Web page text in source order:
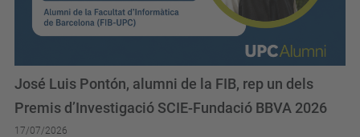
José Luis Pontón, alumni de la FIB, rep un dels
Premis d’Investigació SCIE-Fundació BBVA 2026
17/07/2026